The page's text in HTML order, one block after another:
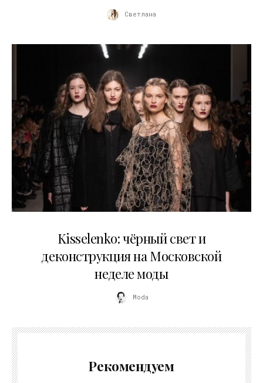
Светлана
Kisselenko: чёрный свет и
деконструкция на Московской
неделе моды
Moda
Рекомендуем